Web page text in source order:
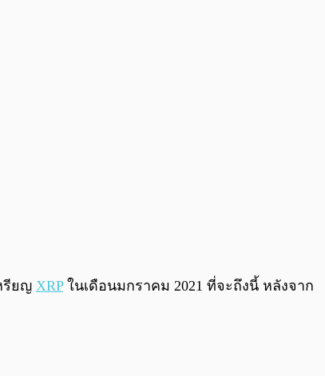
0:00 / 0:00
รียญ XRPในเดือนมกราคม 2021 ที่จะถึงนี้ หลังจาก